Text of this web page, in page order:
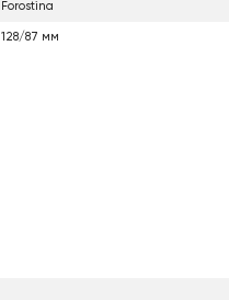
Forostina
128/87 мм